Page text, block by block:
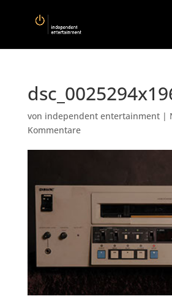
von independent entertainment|
Kommentare